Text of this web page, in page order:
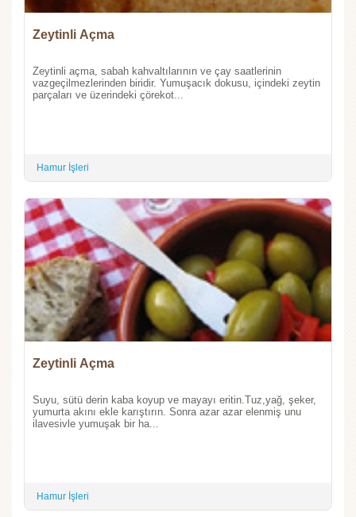
Zeytinli Açma
Zeytinli açma, sabah kahvaltılarının ve çay saatlerinin
vazgeçilmezlerinden biridir. Yumuşacık dokusu, içindeki zeytin
parçaları ve üzerindeki çörekot...
Hamur İşleri
Zeytinli Açma
Suyu, sütü derin kaba koyup ve mayayı eritin.Tuz,yağ, şeker,
yumurta akını ekle karıştırın. Sonra azar azar elenmiş unu
ilavesivle yumuşak bir ha...
Hamur İşleri